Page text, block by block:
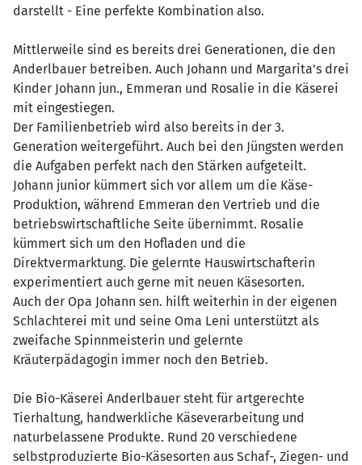
darstellt - Eine perfekte Kombination also.
Mittlerweile sind es bereits drei Generationen, die den
Anderlbauer betreiben. Auch Johann und Margarita's drei
Kinder Johann jun., Emmeran und Rosalie in die Käserei
mit eingestiegen.
Der Familienbetrieb wird also bereits in der 3.
Generation weitergeführt. Auch bei den Jüngsten werden
die Aufgaben perfekt nach den Stärken aufgeteilt.
Johann junior kümmert sich vor allem um die Käse-
Produktion, während Emmeran den Vertrieb und die
betriebswirtschaftliche Seite übernimmt. Rosalie
kümmert sich um den Hofladen und die
Direktvermarktung. Die gelernte Hauswirtschafterin
experimentiert auch gerne mit neuen Käsesorten.
Auch der Opa Johann sen. hilft weiterhin in der eigenen
Schlachterei mit und seine Oma Leni unterstützt als
zweifache Spinnmeisterin und gelernte
Kräuterpädagogin immer noch den Betrieb.
Die Bio-Käserei Anderlbauer steht für artgerechte
Tierhaltung, handwerkliche Käseverarbeitung und
naturbelassene Produkte. Rund 20 verschiedene
selbstproduzierte Bio-Käsesorten aus Schaf-, Ziegen- und